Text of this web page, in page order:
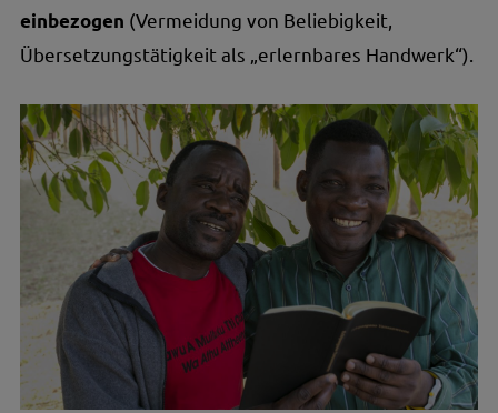
einbezogen (Vermeidung von Beliebigkeit,
Übersetzungstätigkeit als „erlernbares Handwerk“).